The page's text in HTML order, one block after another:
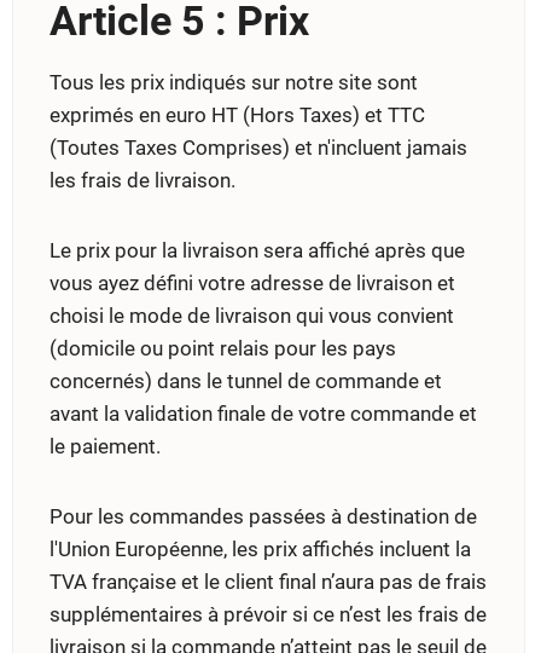
Article 5 : Prix
Tous les prix indiqués sur notre site sont
exprimés en euro HT (Hors Taxes) et TTC
(Toutes Taxes Comprises) et n'incluent jamais
les frais de livraison.
Le prix pour la livraison sera affiché après que
vous ayez défini votre adresse de livraison et
choisi le mode de livraison qui vous convient
(domicile ou point relais pour les pays
concernés) dans le tunnel de commande et
avant la validation finale de votre commande et
le paiement.
Pour les commandes passées à destination de
l'Union Européenne, les prix affichés incluent la
TVA française et le client final n’aura pas de frais
supplémentaires à prévoir si ce n’est les frais de
livraison si la commande n’atteint pas le seuil de